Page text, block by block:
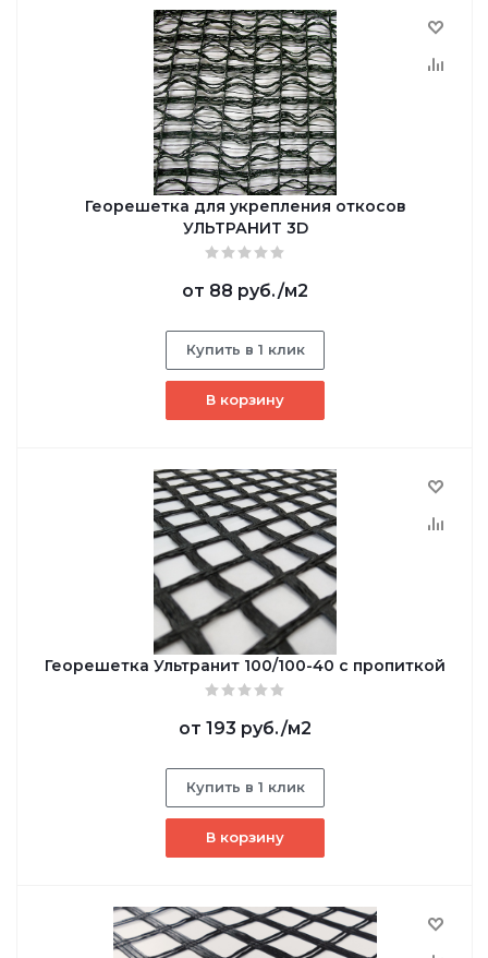
Георешетка для укрепления откосов
УЛЬТРАНИТ 3D
от 88 руб./м2
Купить в 1 клик
В корзину
Георешетка Ультранит 100/100-40 с пропиткой
от 193 руб./м2
Купить в 1 клик
В корзину